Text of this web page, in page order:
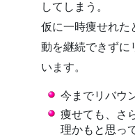
してしまう。
仮に一時痩せれた
動を継続できずに
います。
今までリバウ
痩せても、さ
理かもと思っ